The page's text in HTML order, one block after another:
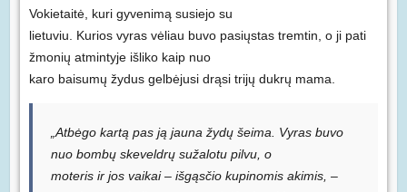
Vokietaitė, kuri gyvenimą susiejo su
lietuviu. Kurios vyras vėliau buvo pasiųstas tremtin, o ji pati
žmonių atmintyje išliko kaip nuo
karo baisumų žydus gelbėjusi drąsi trijų dukrų mama.
„Atbėgo kartą pas ją jauna žydų šeima. Vyras buvo
nuo bombų skeveldrų sužalotu pilvu, o
moteris ir jos vaikai – išgąsčio kupinomis akimis, –